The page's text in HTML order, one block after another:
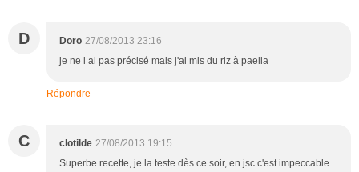
D Doro 27/08/2013 23:16
je ne l ai pas précisé mais j'ai mis du riz à paella
Répondre
C clotilde 27/08/2013 19:15
Superbe recette, je la teste dès ce soir, en jsc c'est impeccable.